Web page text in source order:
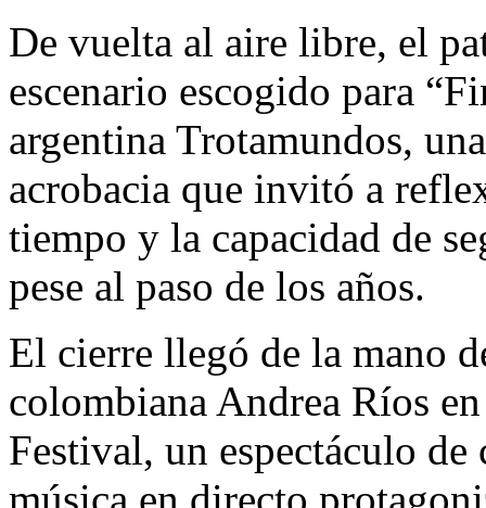
De vuelta al aire libre, el
escenario escogido para
argentina Trotamundos,
acrobacia que invitó a
tiempo y la capacidad de
pese al paso de los años.
El cierre llegó de la mano
colombiana Andrea Ríos
Festival, un espectáculo
música en directo